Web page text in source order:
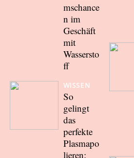
mschance
n im
Geschäft
mit
Wassersto
ff
WISSEN
So
gelingt
das
perfekte
Plasmapo
lieren: